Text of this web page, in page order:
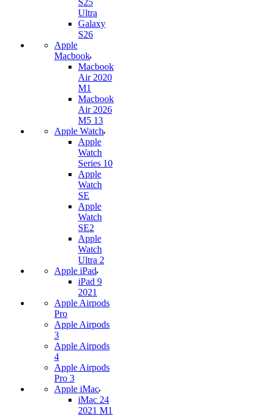
S25
Ultra
Galaxy
S26
Apple
Macbook
Macbook
Air 2020
M1
Macbook
Air 2026
M5 13
Apple Watch
Apple
Watch
Series 10
Apple
Watch
SE
Apple
Watch
SE2
Apple
Watch
Ultra 2
Apple iPad
iPad 9
2021
Apple Airpods
Pro
Apple Airpods
3
Apple Airpods
4
Apple Airpods
Pro 3
Apple iMac
iMac 24
2021 M1